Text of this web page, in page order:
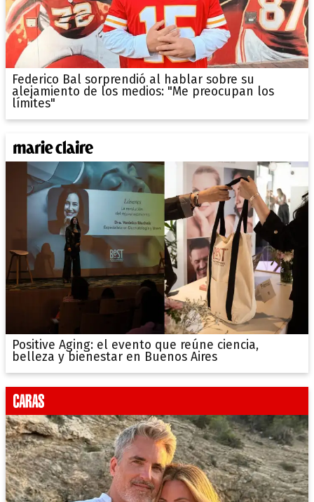
Federico Bal sorprendió al hablar sobre su
alejamiento de los medios: "Me preocupan los
límites"
Positive Aging: el evento que reúne ciencia,
belleza y bienestar en Buenos Aires